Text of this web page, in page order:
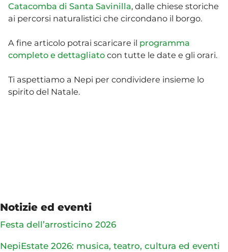
Catacomba di Santa Savinilla, dalle chiese storiche
ai percorsi naturalistici che circondano il borgo.
A fine articolo potrai scaricare il programma
completo e dettagliato con tutte le date e gli orari.
Ti aspettiamo a Nepi per condividere insieme lo
spirito del Natale.
Notizie ed eventi
Festa dell’arrosticino 2026
NepiEstate 2026: musica, teatro, cultura ed eventi